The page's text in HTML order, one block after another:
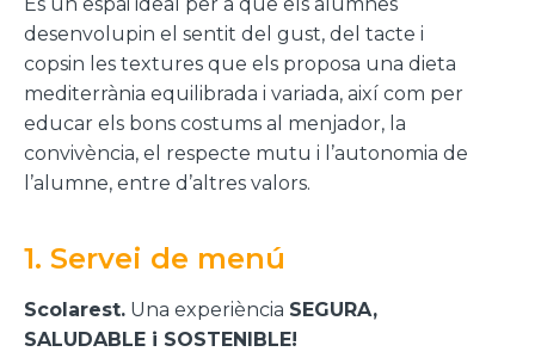
desenvolupin el sentit del gust, del tacte i
copsin les textures que els proposa una dieta
mediterrània equilibrada i variada, així com per
educar els bons costums al menjador, la
convivència, el respecte mutu i l’autonomia de
l’alumne, entre d’altres valors.
1. Servei de menú
Scolarest. Una experiència SEGURA,
SALUDABLE i SOSTENIBLE!